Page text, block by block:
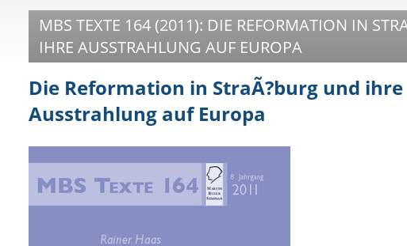
MBS TEXTE 164 (2011): DIE REFORMATION IN
IHRE AUSSTRAHLUNG AUF EUROPA
Die Reformation in StraÃ?burg und ihre
Ausstrahlung auf Europa